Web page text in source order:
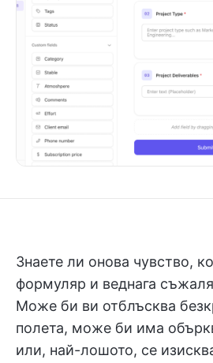
Знаете ли онова чувство,
формуляр и веднага
Може би ви отблъсква
полета, може би има
или, най-лошото, се